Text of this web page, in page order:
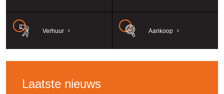
Verhuur Aankoop
Laatste nieuws